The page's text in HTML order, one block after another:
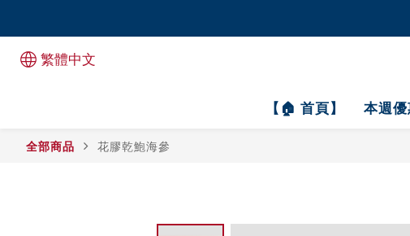
全港11間門
繁體中文
【🏠 首頁】 本週
全部商品 花膠乾鮑海參